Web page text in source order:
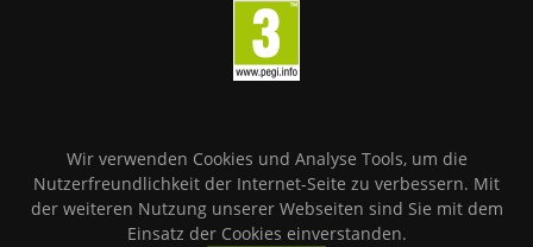
Wir verwenden Cookies und Analyse Tools, um die
Nutzerfreundlichkeit der Internet-Seite zu verbessern. Mit
der weiteren Nutzung unserer Webseiten sind Sie mit dem
Einsatz der Cookies einverstanden.